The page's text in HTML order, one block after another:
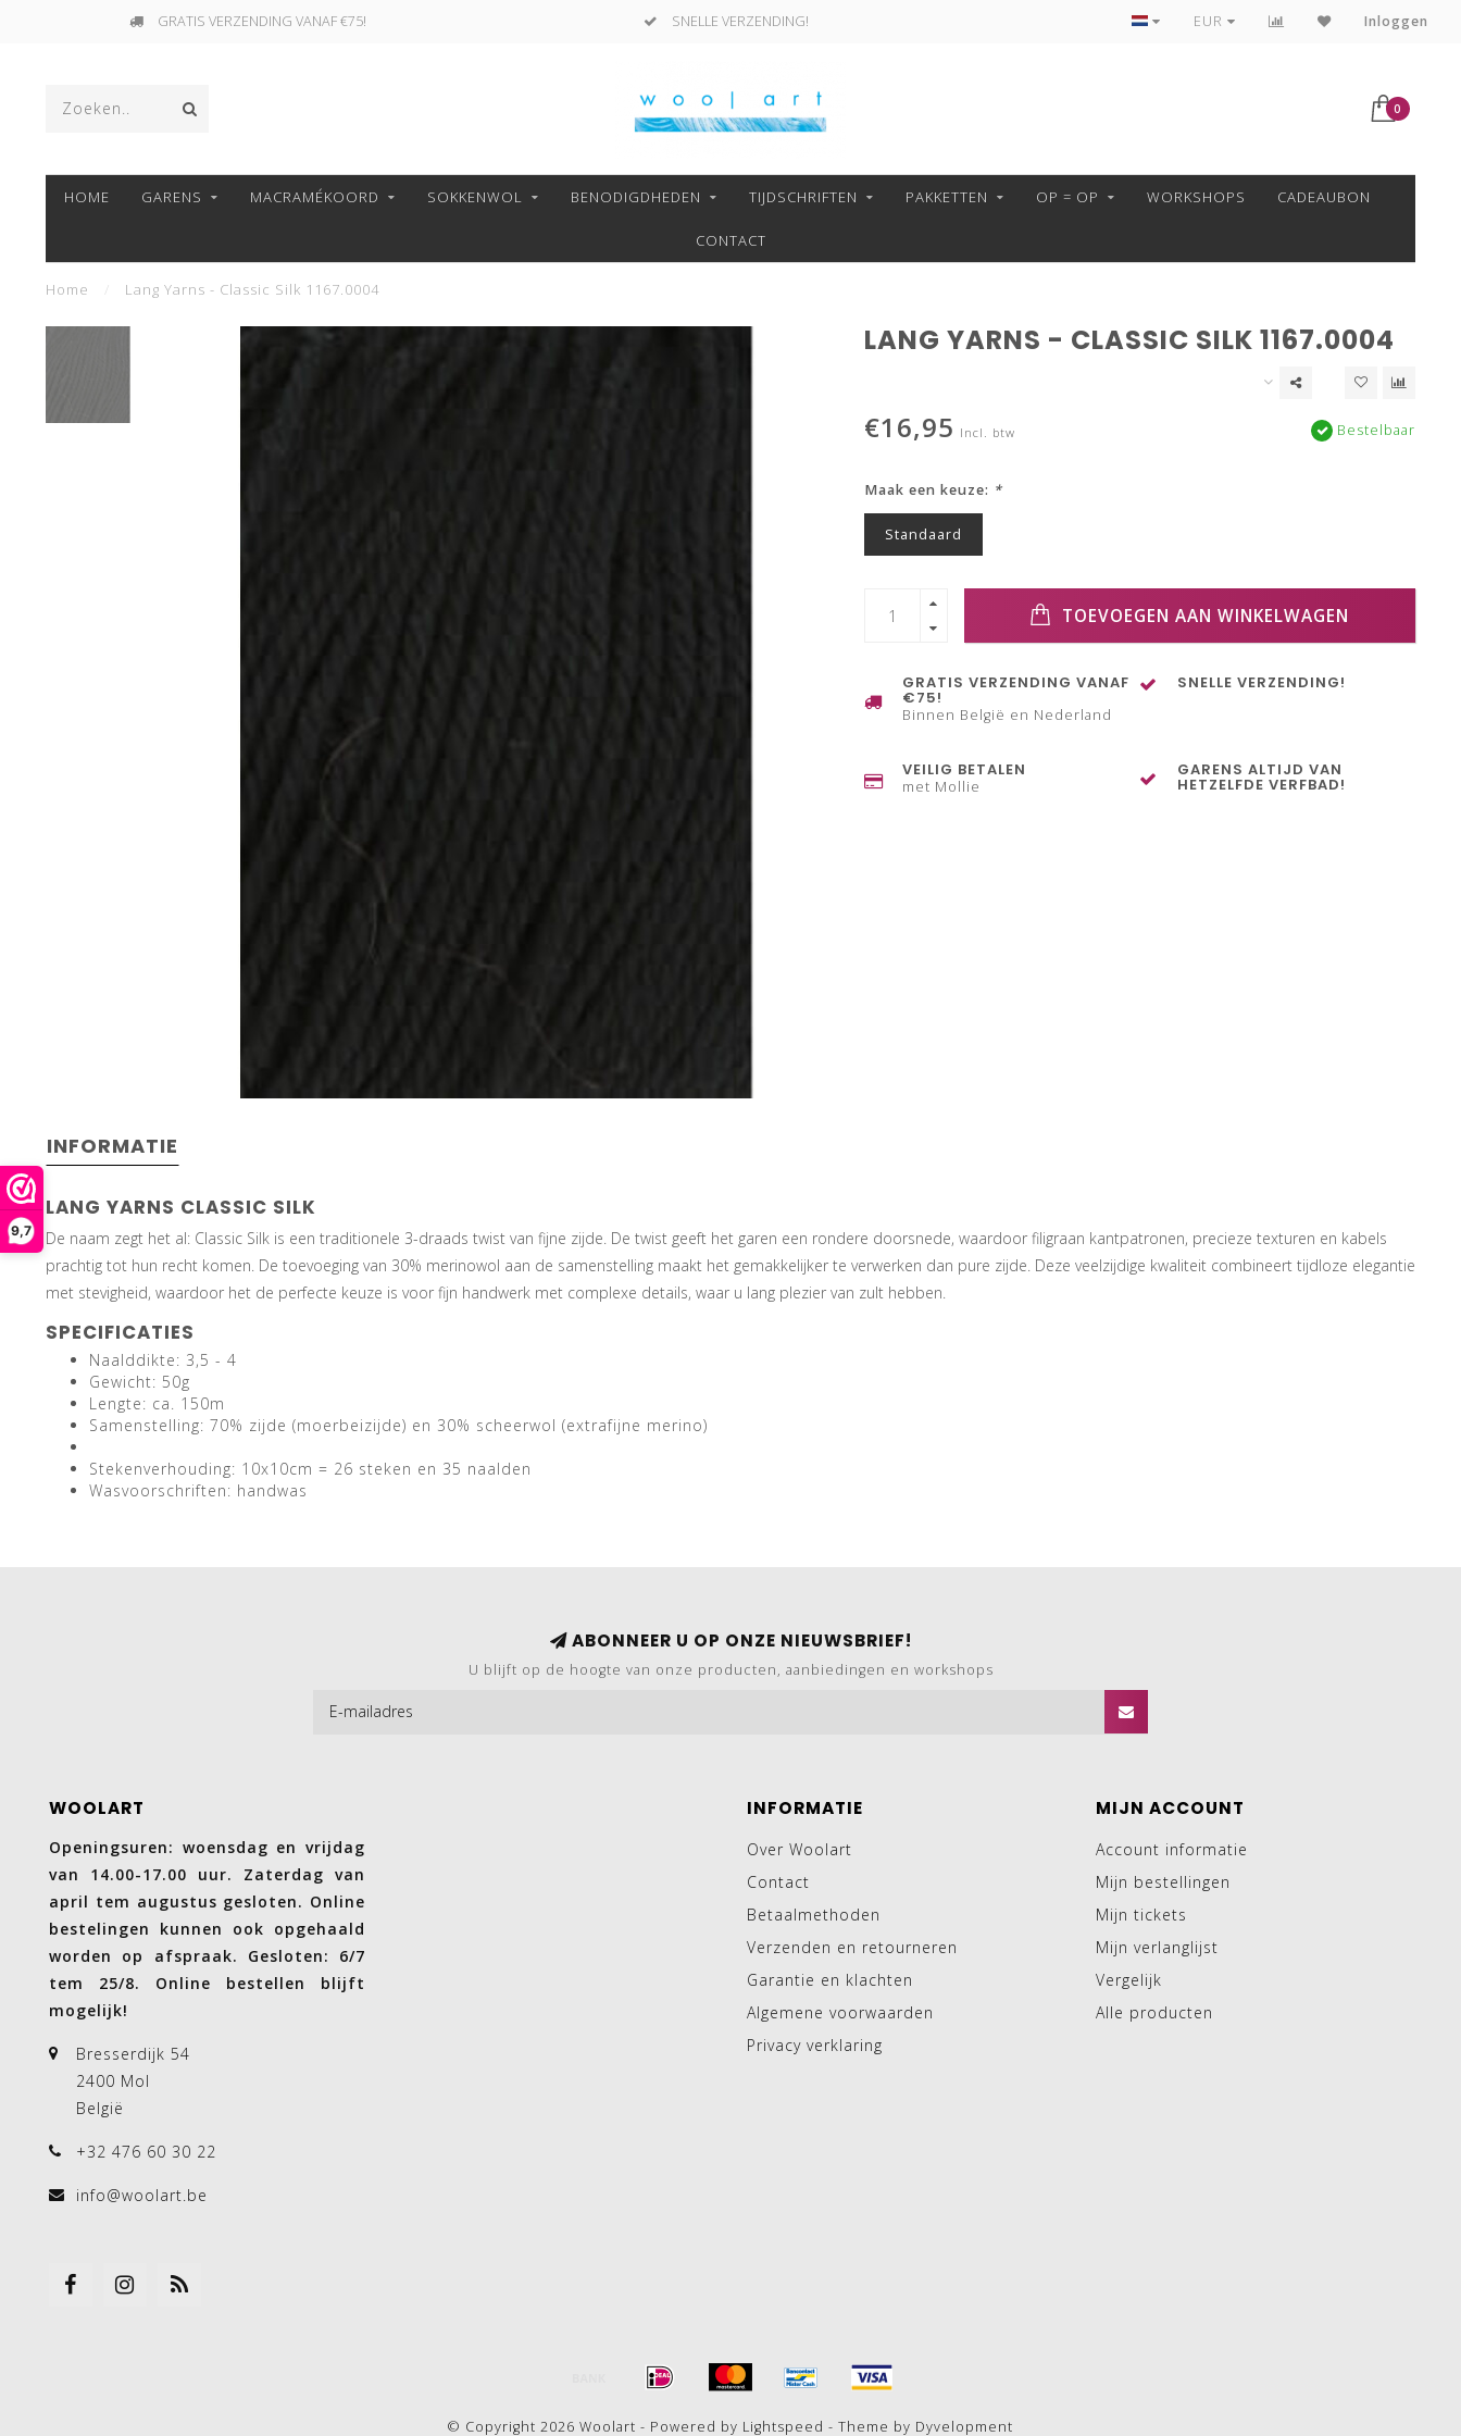
9,7
GRATIS VERZENDING VANAF €75! SNELLE VERZENDING! VEILIG BETALEN MET MOLLIE!
EUR Inloggen
0
HOME GARENS MACRAMÉKOORD SOKKENWOL BENODIGDHEDEN TIJDSCHRIFTEN PAKKETTEN OP = OP WORKSHOPS CADEAUBON
CONTACT
Home Lang Yarns - Classic Silk 1167.0004
LANG YARNS - CLASSIC SILK 1167.0004
€16,95 Incl. btw Bestelbaar
Maak een keuze: *
Standaard
TOEVOEGEN AAN WINKELWAGEN
GRATIS VERZENDING VANAF
€75!
Binnen België en Nederland
SNELLE VERZENDING!
VEILIG BETALEN
met Mollie
GARENS ALTIJD VAN
HETZELFDE VERFBAD!
INFORMATIE
LANG YARNS CLASSIC SILK
De naam zegt het al: Classic Silk is een traditionele 3-draads twist van fijne zijde. De twist geeft het garen een rondere doorsnede, waardoor filigraan kantpatronen, precieze texturen en kabels
prachtig tot hun recht komen. De toevoeging van 30% merinowol aan de samenstelling maakt het gemakkelijker te verwerken dan pure zijde. Deze veelzijdige kwaliteit combineert tijdloze elegantie
met stevigheid, waardoor het de perfecte keuze is voor fijn handwerk met complexe details, waar u lang plezier van zult hebben.
SPECIFICATIES
Naalddikte: 3,5 - 4
Gewicht: 50g
Lengte: ca. 150m
Samenstelling: 70% zijde (moerbeizijde) en 30% scheerwol (extrafijne merino)
Stekenverhouding: 10x10cm = 26 steken en 35 naalden
Wasvoorschriften: handwas
ABONNEER U OP ONZE NIEUWSBRIEF!
U blijft op de hoogte van onze producten, aanbiedingen en workshops
WOOLART
Openingsuren: woensdag en vrijdag
van 14.00-17.00 uur. Zaterdag van
april tem augustus gesloten. Online
bestelingen kunnen ook opgehaald
worden op afspraak. Gesloten: 6/7
tem 25/8. Online bestellen blijft
mogelijk!
Bresserdijk 54
2400 Mol
België
+32 476 60 30 22
info@woolart.be
INFORMATIE
Over Woolart
Contact
Betaalmethoden
Verzenden en retourneren
Garantie en klachten
Algemene voorwaarden
Privacy verklaring
MIJN ACCOUNT
Account informatie
Mijn bestellingen
Mijn tickets
Mijn verlanglijst
Vergelijk
Alle producten
© Copyright 2026 Woolart - Powered by Lightspeed - Theme by Dyvelopment